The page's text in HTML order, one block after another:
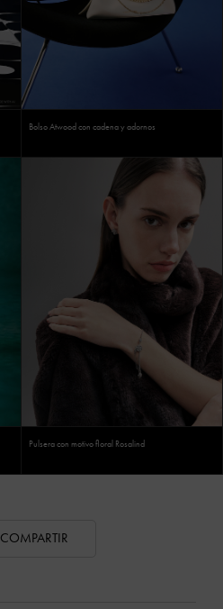
Bolso Atwood con cadena y adornos
Pulsera con motivo floral Rosalind
COMPARTIR